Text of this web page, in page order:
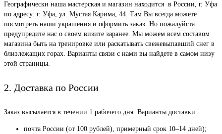
Географически наша мастерская и магазин находится в России, г. Уфа
по адресу: г. Уфа, ул. Мустая Карима, 44. Там Вы всегда можете
посмотреть наши украшения и оформить заказ. Но пожалуйста
предупредите нас о своем визите заранее. Мы можем всем составом
магазина быть на тренировке или раскатывать свежевыпавший снег в
близлежащих горах. Варианты связи с нами вы найдете в самом низу
этой страницы.
2. Доставка по России
Заказ высылается в течении 1 рабочего дня. Варианты доставки:
почта России (от 100 рублей), примерный срок 10–14 дней);